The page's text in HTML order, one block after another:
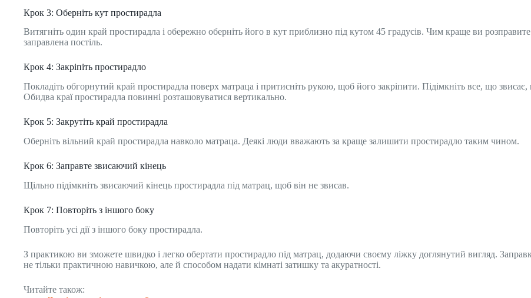
Крок 3: Оберніть кут простирадла
Витягніть один край простирадла і обережно оберніть його в кут приблизно під кутом 45 градусів. Чим краще ви
заправлена ​​постіль.
Крок 4: Закріпіть простирадло
Покладіть обгорнутий край простирадла поверх матраца і притисніть рукою, щоб його закріпити. Підімкніть все, що
Обидва краї простирадла повинні розташовуватися вертикально.
Крок 5: Закрутіть край простирадла
Оберніть вільний край простирадла навколо матраца. Деякі люди вважають за краще залишити простирадло таким чином.
Крок 6: Заправте звисаючий кінець
Щільно підімкніть звисаючий кінець простирадла під матрац, щоб він не звисав.
Крок 7: Повторіть з іншого боку
Повторіть усі дії з іншого боку простирадла.
З практикою ви зможете швидко і легко обертати простирадло під матрац, додаючи своєму ліжку доглянутий вигляд.
не тільки практичною навичкою, але й способом надати кімнаті затишку та акуратності.
Читайте також: